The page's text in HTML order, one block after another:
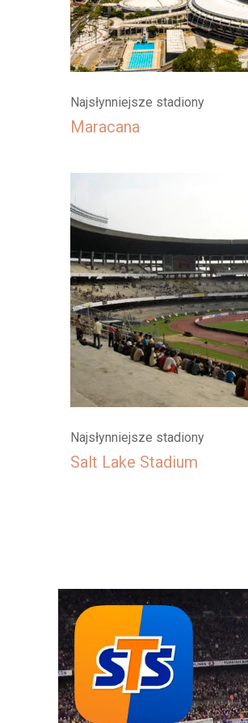
Najsłynniejsze stadiony
Maracana
Najsłynniejsze stadiony
Salt Lake Stadium